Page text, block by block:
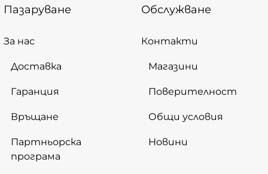
Пазаруване
За нас
Доставка
Гаранция
Връщане
Партньорска
програма
Обслужване
Контакти
Магазини
Поверителност
Общи условия
Новини